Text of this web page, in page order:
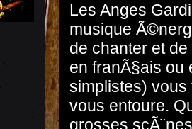
Les Anges
musique
de chanter et
en franÃ§ais ou
simplistes) vous
vous entoure.
grosses